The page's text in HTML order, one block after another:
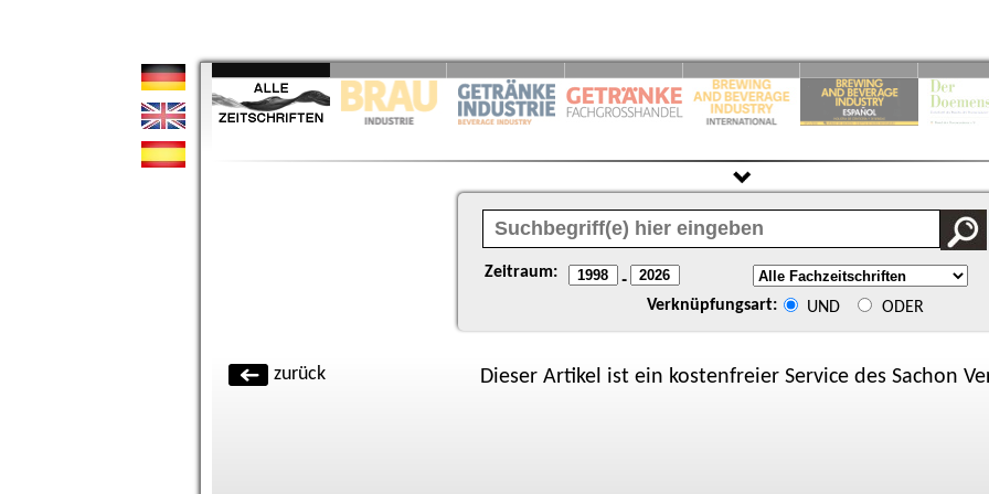
Zeitraum: -
Verknüpfungsart: UND ODER
zurück Dieser Artikel ist ein kostenfreier Service des Sachon